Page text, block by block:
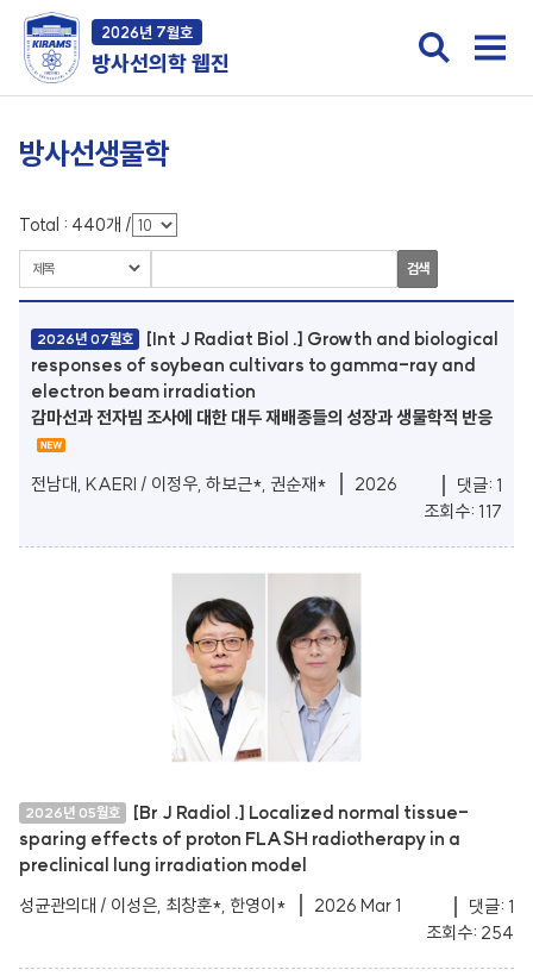
2026년 7월호
방사선의학 웹진
방사선생물학
Total : 440개 /
검색
2026년 07월호
[Int J Radiat Biol .] Growth and biological
responses of soybean cultivars to gamma-ray and
electron beam irradiation
감마선과 전자빔 조사에 대한 대두 재배종들의 성장과 생물학적 반응
전남대, KAERI / 이정우, 하보근*, 권순재* 2026
댓글: 1
조회수: 117
2026년 05월호
[Br J Radiol .] Localized normal tissue-
sparing effects of proton FLASH radiotherapy in a
preclinical lung irradiation model
성균관의대 / 이성은, 최창훈*, 한영이*
2026 Mar 1
댓글: 1
조회수: 254